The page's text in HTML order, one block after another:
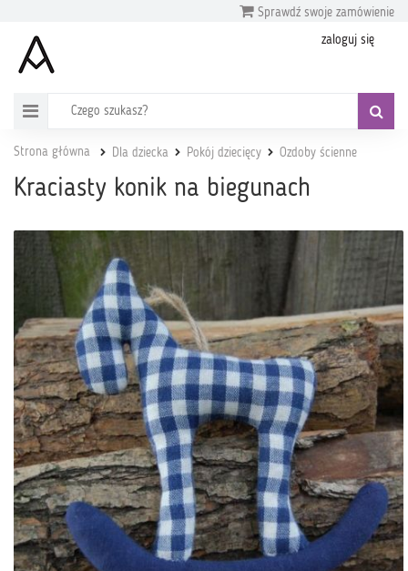
Sprawdź swoje zamówienie
zaloguj się
Strona główna Dla dziecka Pokój dziecięcy Ozdoby ścienne
Kraciasty konik na biegunach